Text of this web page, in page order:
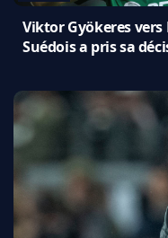
Viktor Gyökeres
Suédois a pris sa